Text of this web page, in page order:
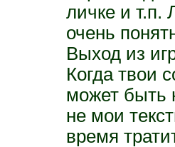
личке и т.п.
очень
Выход из
Когда твои
может быть
не мои
время